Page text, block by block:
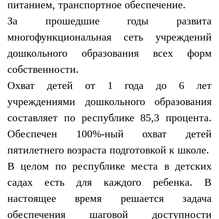
питанием, транспортное обеспечение.
За прошедшие годы развита
многофункциональная сеть учреждений
дошкольного образования всех форм
собственности.
Охват детей от 1 года до 6 лет
учреждениями дошкольного образования
составляет по республике 85,3 процента.
Обеспечен 100%-ный охват детей
пятилетнего возраста подготовкой к школе.
В целом по республике места в детских
садах есть для каждого ребенка. В
настоящее время решается задача
обеспечения шаговой доступности